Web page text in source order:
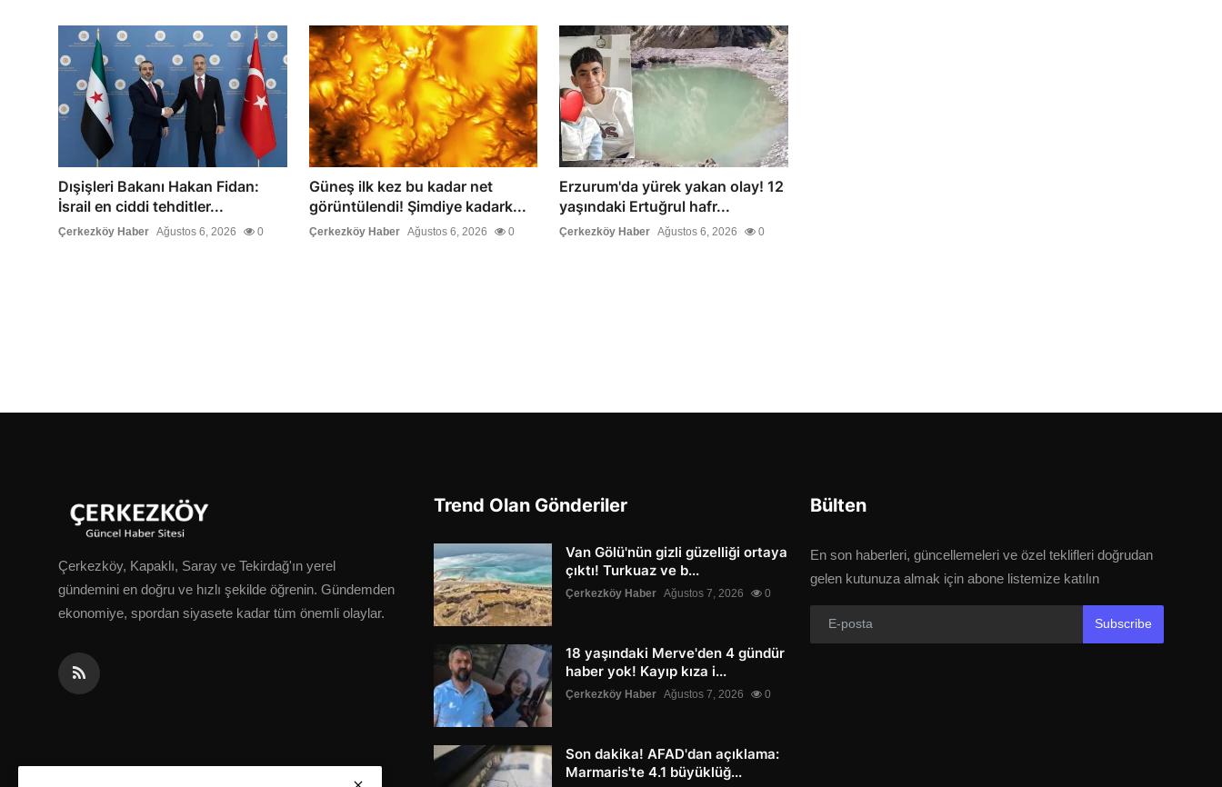
Dışişleri Bakanı Hakan Fidan:
İsrail en ciddi tehditler...
Çerkezköy Haber Ağustos 6, 2026 0
Güneş ilk kez bu kadar net
görüntülendi! Şimdiye kadark...
Çerkezköy Haber Ağustos 6, 2026 0
Erzurum'da yürek yakan olay! 12
yaşındaki Ertuğrul hafr...
Çerkezköy Haber Ağustos 6, 2026 0
Çerkezköy, Kapaklı, Saray ve Tekirdağ'ın yerel
gündemini en doğru ve hızlı şekilde öğrenin. Gündemden
ekonomiye, spordan siyasete kadar tüm önemli olaylar.
Trend Olan Gönderiler
Van Gölü'nün gizli güzelliği ortaya
çıktı! Turkuaz ve b...
Çerkezköy Haber Ağustos 7, 2026 0
18 yaşındaki Merve'den 4 gündür
haber yok! Kayıp kıza i...
Çerkezköy Haber Ağustos 7, 2026 0
Son dakika! AFAD'dan açıklama:
Marmaris'te 4.1 büyüklüğ...
Bülten
En son haberleri, güncellemeleri ve özel teklifleri doğrudan
gelen kutunuza almak için abone listemize katılın
Subscribe